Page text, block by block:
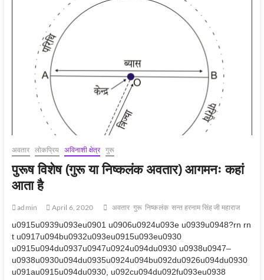
निष्कलंक
अवतार)
आगमनः
कैसे
आता
अवतार लोकप्रिय अविनाशी क्षेत्र गुरू
पुरूष विशेष (गुरू या निष्कलंक अवतार) आगमनः कहां
आता है
admin April 6, 2020 अवतार गुरू निष्‍कलंक सन्‍त हरनाम सिंह जी महाराज
u0915u0939u093eu0901 u0906u0924u093e u0939u0948?rn rn
t u0917u094bu0932u093eu0915u093eu0930
u0915u094du0937u0947u0924u094du0930 u0938u0947–
u0938u0930u094du0935u0924u094bu092du0926u094du0930
u091au0915u094du0930, u092cu094du092fu093eu0938